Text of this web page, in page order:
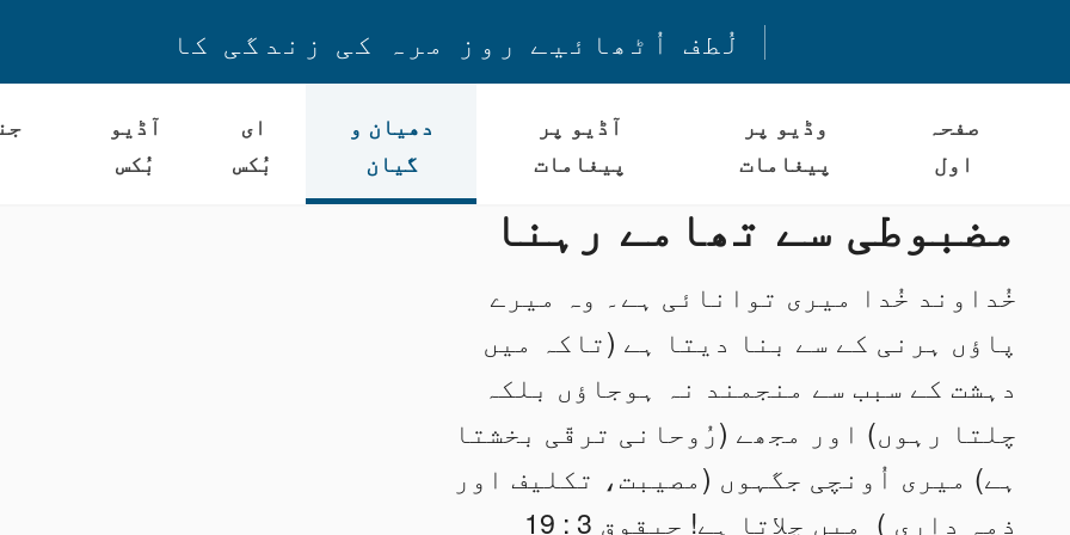
لُطف اُٹھائیے روز مرہ کی زندگی کا
صفحہ
اول
وڈیو پر
پیغامات
آڈیو پر
پیغامات
دھیان و
گیان
ای
بُکس
آڈیو
بُکس
مضبوطی سے تھامے رہنا
خُداوند خُدا میری توانائی ہے۔ وہ میرے
پاؤں ہرنی کے سے بنا دیتا ہے (تاکہ میں
دہشت کے سبب سے منجمند نہ ہوجاؤں بلکہ
چلتا رہوں) اور مجھے (رُوحانی ترقّی بخشتا
ہے) میری اُونچی جگہوں (مصیبت، تکلیف اور
ذمہ داری ) میں چلاتا ہے! حبقوق 3 : 19